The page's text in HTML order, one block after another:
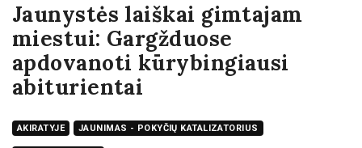
Jaunystės laiškai gimtajam
miestui: Gargžduose
apdovanoti kūrybingiausi
abiturientai
AKIRATYJE JAUNIMAS - POKYČIŲ KATALIZATORIUS